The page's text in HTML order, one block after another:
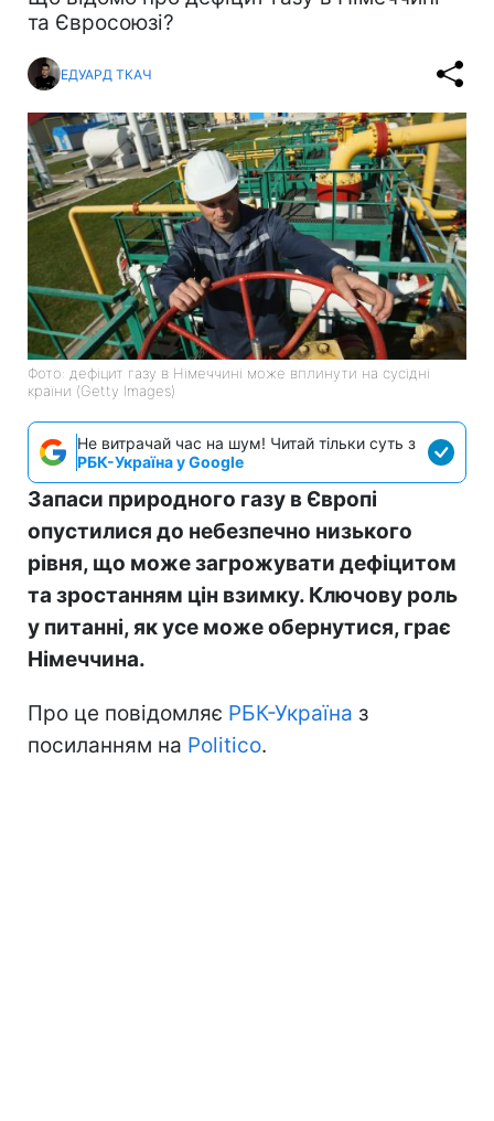
та Євросоюзі?
ЕДУАРД ТКАЧ
Фото: дефіцит газу в Німеччині може вплинути на сусідні
країни (Getty Images)
Не витрачай час на шум! Читай тільки суть з
РБК-Україна у Google
Запаси природного газу в Європі
опустилися до небезпечно низького
рівня, що може загрожувати дефіцитом
та зростанням цін взимку. Ключову роль
у питанні, як усе може обернутися, грає
Німеччина.
Про це повідомляє РБК-Україна з
посиланням на Politico.